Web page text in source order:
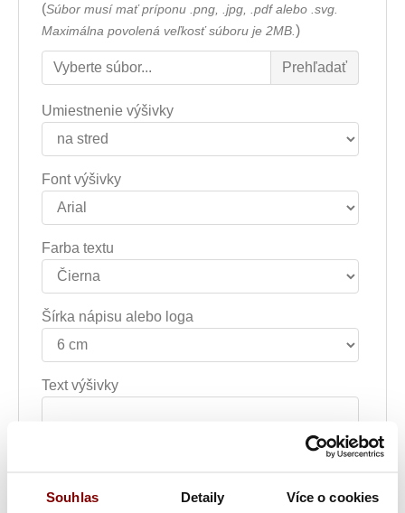
Souhlas Detaily Více o cookies
(Súbor musí mať príponu .png, .jpg, .pdf alebo .svg.
Maximálna povolená veľkosť súboru je 2MB. )
Umiestnenie výšivky
Font výšivky
Farba textu
Šírka nápisu alebo loga
Text výšivky